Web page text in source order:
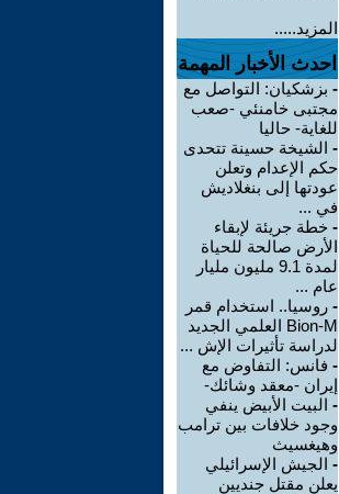
المزيد.....
احدث الأخبار المهمة
- بزشكيان: التواصل مع
مجتبى خامنئي -صعب
للغاية- حاليا
- الشيخة حسينة تتحدى
حكم الإعدام وتعلن
عودتها إلى بنغلاديش
في ...
- خطة جريئة لإبقاء
الأرض صالحة للحياة
لمدة 9.1 مليون مليار
عام ...
- روسيا.. استخدام قمر
Bion-M العلمي الجديد
لدراسة تأثيرات الإش ...
- فانس: التفاوض مع
إيران -معقد وشائك-
- البيت الأبيض ينفي
وجود خلافات بين ترامب
وهيغسيث
- الجيش الإسرائيلي
يعلن مقتل جنديين